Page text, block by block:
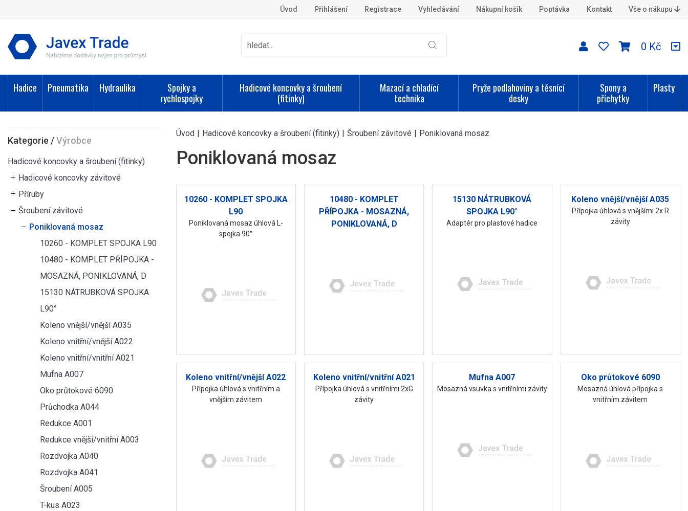
Úvod Přihlášení Registrace Vyhledávání Nákupní košík Poptávka Kontakt Vše o nákupu
0 Kč
Hadice Pneumatika Hydraulika
Spojky a
rychlospojky
Hadicové koncovky a šroubení
(fitinky)
Mazací a chladící
technika
Pryže podlahoviny a těsnící
desky
Spony a
příchytky
Plasty
Kategorie /Výrobce
Hadicové koncovky a šroubení (fitinky)
Hadicové koncovky závitové
Příruby
Šroubení závitové
Poniklovaná mosaz
10260 - KOMPLET SPOJKA L90
10480 - KOMPLET PŘÍPOJKA -
MOSAZNÁ, PONIKLOVANÁ, D
15130 NÁTRUBKOVÁ SPOJKA
L90°
Koleno vnější/vnější A035
Koleno vnitřní/vnější A022
Koleno vnitřní/vnitřní A021
Mufna A007
Oko průtokové 6090
Průchodka A044
Redukce A001
Redukce vnější/vnitřní A003
Rozdvojka A040
Rozdvojka A041
Šroubení A005
T-kus A023
Úvod | Hadicové koncovky a šroubení (fitinky) | Šroubení závitové | Poniklovaná mosaz
Poniklovaná mosaz
10260 - KOMPLET SPOJKA
L90
Poniklovaná mosaz úhlová L-
spojka 90°
10480 - KOMPLET
PŘÍPOJKA - MOSAZNÁ,
PONIKLOVANÁ, D
15130 NÁTRUBKOVÁ
SPOJKA L90°
Adaptér pro plastové hadice
Koleno vnější/vnější A035
Přípojka úhlová s vnějšími 2x R
závity
Koleno vnitřní/vnější A022
Přípojka úhlová s vnitřním a
vnějším závitem
Koleno vnitřní/vnitřní A021
Přípojka úhlová s vnitřními 2xG
závity
Mufna A007
Mosazná vsuvka s vnitřními závity
Oko průtokové 6090
Mosazná úhlová přípojka s
vnitřním závitem